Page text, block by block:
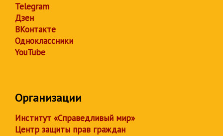
Telegram
Дзен
ВКонтакте
Одноклассники
YouTube
Организации
Институт «Справедливый мир»
Центр защиты прав граждан